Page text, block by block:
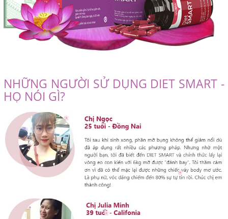
NHỮNG NGƯỜI SỬ DỤNG DIET SMART -
HỌ NÓI GÌ?